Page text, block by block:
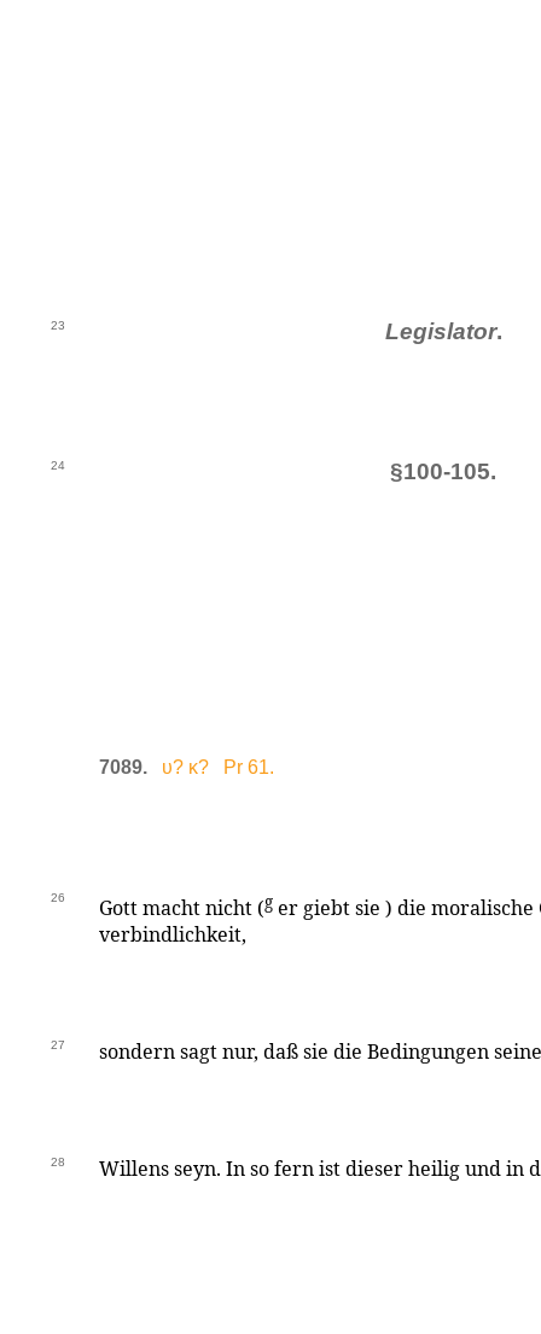
23 Legislator.
24 §100-105.
7089. υ? κ? Pr 61.
26 Gott macht nicht (g er giebt sie ) die moralische
verbindlichkeit,
27 sondern sagt nur, daß sie die Bedingungen
28 Willens seyn. In so fern ist dieser heilig und in